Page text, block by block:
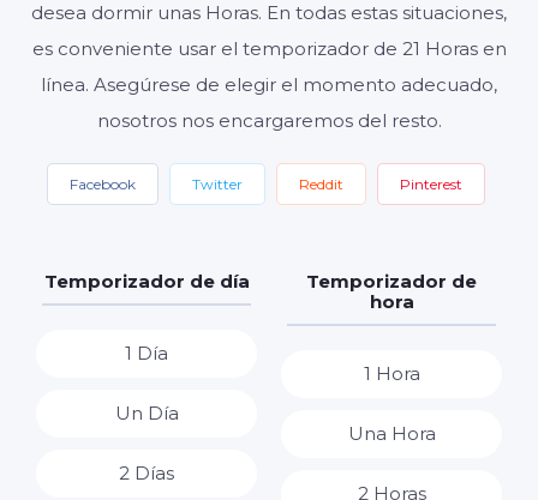
desea dormir unas Horas. En todas estas situaciones,
es conveniente usar el temporizador de 21 Horas en
línea. Asegúrese de elegir el momento adecuado,
nosotros nos encargaremos del resto.
Facebook Twitter Reddit Pinterest
Temporizador de día
1 Día
Un Día
2 Días
Temporizador de
hora
1 Hora
Una Hora
2 Horas